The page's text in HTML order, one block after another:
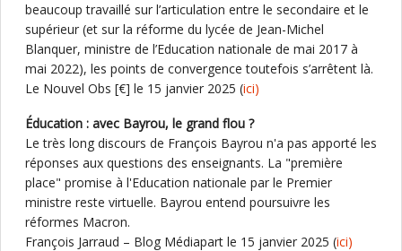
beaucoup travaillé sur l’articulation entre le secondaire et le
supérieur (et sur la réforme du lycée de Jean-Michel
Blanquer, ministre de l’Education nationale de mai 2017 à
mai 2022), les points de convergence toutefois s’arrêtent là.
Le Nouvel Obs [€] le 15 janvier 2025 (ici)
Éducation : avec Bayrou, le grand flou ?
Le très long discours de François Bayrou n'a pas apporté les
réponses aux questions des enseignants. La "première
place" promise à l'Education nationale par le Premier
ministre reste virtuelle. Bayrou entend poursuivre les
réformes Macron.
François Jarraud – Blog Médiapart le 15 janvier 2025 (ici)